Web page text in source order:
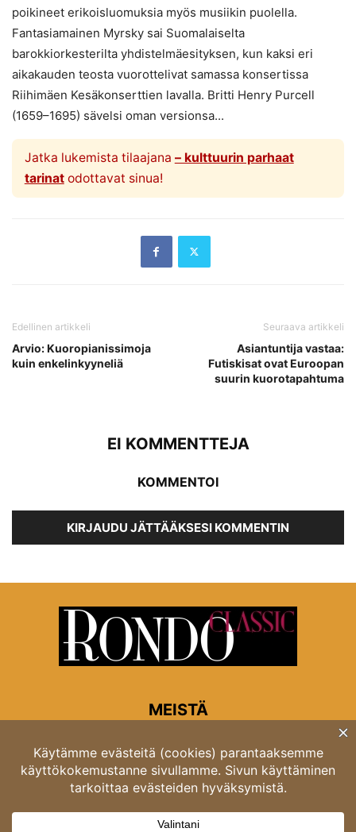
poikineet erikoisluomuksia myös musiikin puolella.
Fantasiamainen Myrsky sai Suomalaiselta
barokkiorkesterilta yhdistelmäesityksen, kun kaksi eri
aikakauden teosta vuorottelivat samassa konsertissa
Riihimäen Kesäkonserttien lavalla. Britti Henry Purcell
(1659–1695) sävelsi oman versionsa...
Jatka lukemista tilaajana – kulttuurin parhaat
tarinatodottavat sinua!
Edellinen artikkeli
Arvio: Kuoropianissimoja
kuin enkelinkyyneliä
Seuraava artikkeli
Asiantuntija vastaa:
Futiskisat ovat Euroopan
suurin kuorotapahtuma
EI KOMMENTTEJA
KOMMENTOI
KIRJAUDU JÄTTÄÄKSESI KOMMENTIN
MEISTÄ
Rondon toimitus
Opastinsilta 6A 00520 Helsinki
Asiakaspalvelu: puh. 03 4246 5318
asiakaspalvelu@rondo.fi
Ota meihin yhteyttä:toimitus@rondo.fi